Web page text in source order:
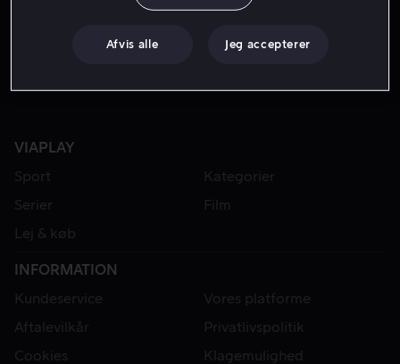
VIAPLAY
Sport
Kategorier
Serier
Film
Lej & køb
INFORMATION
Kundeservice
Vores platforme
Aftalevilkår
Privatlivspolitik
Cookies
Klagemulighed
Afvis alle Jeg accepterer